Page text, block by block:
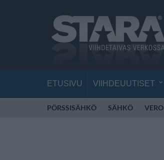
ETUSIVU VIIHDEUUTISET
PÖRSSISÄHKÖ SÄHKÖ VERO